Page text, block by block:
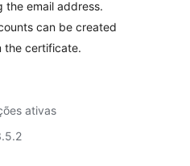
the email address.
can be created
the certificate.
ativas